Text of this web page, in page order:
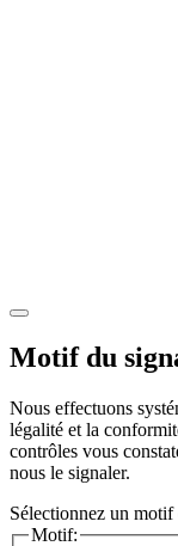
Motif du
Nous effectuons
légalité et la
contrôles vous
nous le signaler.
Sélectionnez un motif
Motif: